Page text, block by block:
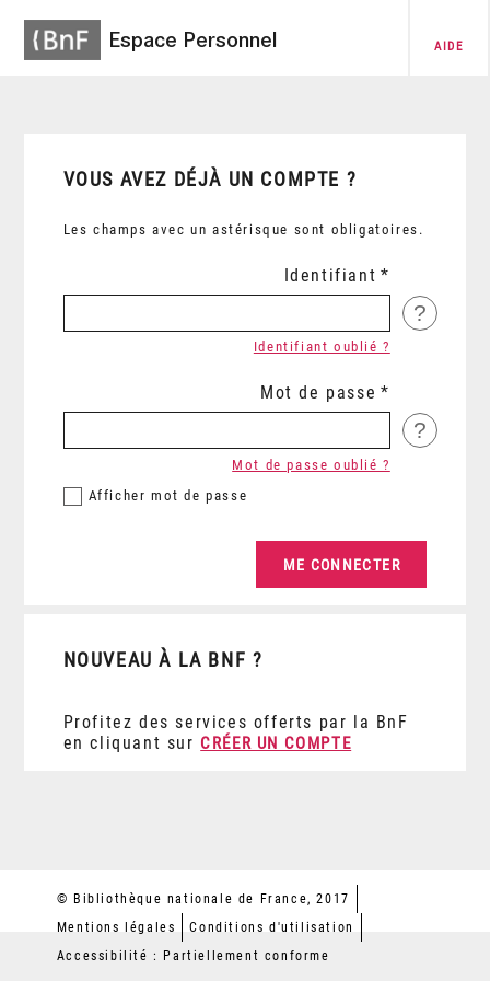
Espace Personnel AIDE
VOUS AVEZ DÉJÀ UN COMPTE ?
Les champs avec un astérisque sont obligatoires.
Identifiant
?
Identifiant oublié ?
Mot de passe
?
Afficher mot de passe
Mot de passe oublié ?
NOUVEAU À LA BNF ?
Profitez des services offerts par la BnF
en cliquant sur CRÉER UN COMPTE
© Bibliothèque nationale de France, 2017
Mentions légales
Conditions d'utilisation
Accessibilité : Partiellement conforme